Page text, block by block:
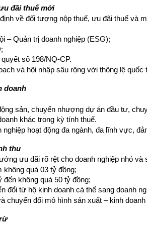
đãi thuế mới
về đối tượng nộp thuế, ưu đãi thuế và
– Quản trị doanh nghiệp (ESG);
số 198/NQ-CP.
và hội nhập sâu rộng với thông lệ quốc
doanh
sản, chuyển nhượng dự án đầu tư,
khác trong kỳ tính thuế.
hoạt động đa ngành, đa lĩnh vực,
thu
ưu đãi rõ rệt cho doanh nghiệp nhỏ và
không quá 03 tỷ đồng;
đến không quá 50 tỷ đồng;
đổi từ hộ kinh doanh cá thể sang doanh
chuyển đổi mô hình sản xuất – kinh